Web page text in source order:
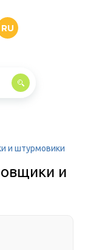
RU
и штурмовики
и